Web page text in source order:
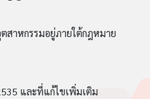
ตสาหกรรมอยู่ภายใต้กฎหมาย
และที่แก้ไขเพิ่มเติม